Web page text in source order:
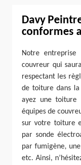
Davy
conformes
Notre
couvreur qui
respectant les
de toiture dans
ayez une toiture
équipes de
sur votre toiture
par sonde
par fumigène,
etc. Ainsi,